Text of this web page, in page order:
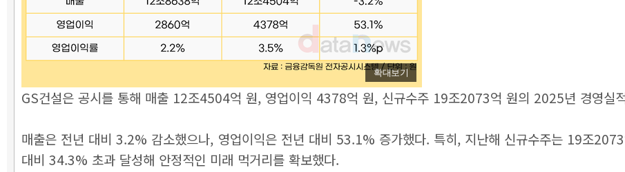
확대보기
GS건설은 공시를 통해 매출 12조4504억 원, 영업이익 4378억 원, 신규수주 19조2073억 원의 2025년 경영실
매출은 전년 대비 3.2% 감소했으나, 영업이익은 전년 대비 53.1% 증가했다. 특히, 지난해 신규수주는 19조
대비 34.3% 초과 달성해 안정적인 미래 먹거리를 확보했다.